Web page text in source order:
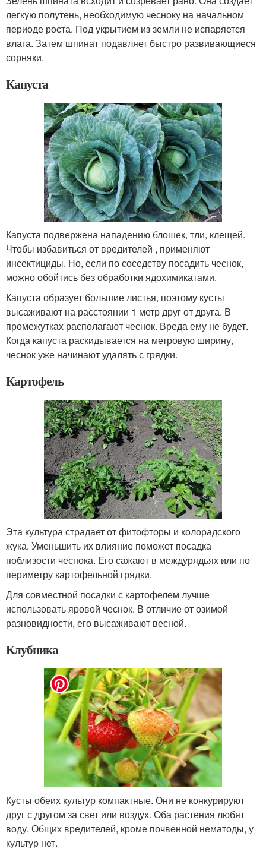
легкую полутень, необходимую чесноку на начальном
периоде роста. Под укрытием из земли не испаряется
влага. Затем шпинат подавляет быстро развивающиеся
сорняки.
Капуста
Капуста подвержена нападению блошек, тли, клещей.
Чтобы избавиться от вредителей , применяют
инсектициды. Но, если по соседству посадить чеснок,
можно обойтись без обработки ядохимикатами.
Капуста образует большие листья, поэтому кусты
высаживают на расстоянии 1 метр друг от друга. В
промежутках располагают чеснок. Вреда ему не будет.
Когда капуста раскидывается на метровую ширину,
чеснок уже начинают удалять с грядки.
Картофель
Эта культура страдает от фитофторы и колорадского
жука. Уменьшить их влияние поможет посадка
поблизости чеснока. Его сажают в междурядьях или по
периметру картофельной грядки.
Для совместной посадки с картофелем лучше
использовать яровой чеснок. В отличие от озимой
разновидности, его высаживают весной.
Клубника
Кусты обеих культур компактные. Они не конкурируют
друг с другом за свет или воздух. Оба растения любят
воду. Общих вредителей, кроме почвенной нематоды, у
культур нет.